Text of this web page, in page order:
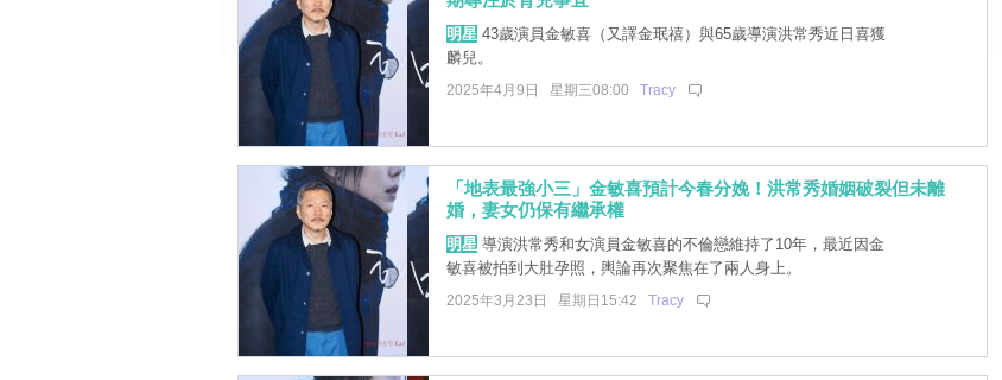
明星43歲演員金敏喜（又譯金珉禧）與65歲導演洪常秀近日喜獲
麟兒。
2025年4月9日 星期三08:00 Tracy
「地表最強小三」金敏喜預計今春分娩！洪常秀婚姻破裂但未離
婚，妻女仍保有繼承權
明星導演洪常秀和女演員金敏喜的不倫戀維持了10年，最近因金
敏喜被拍到大肚孕照，輿論再次聚焦在了兩人身上。
2025年3月23日 星期日15:42 Tracy